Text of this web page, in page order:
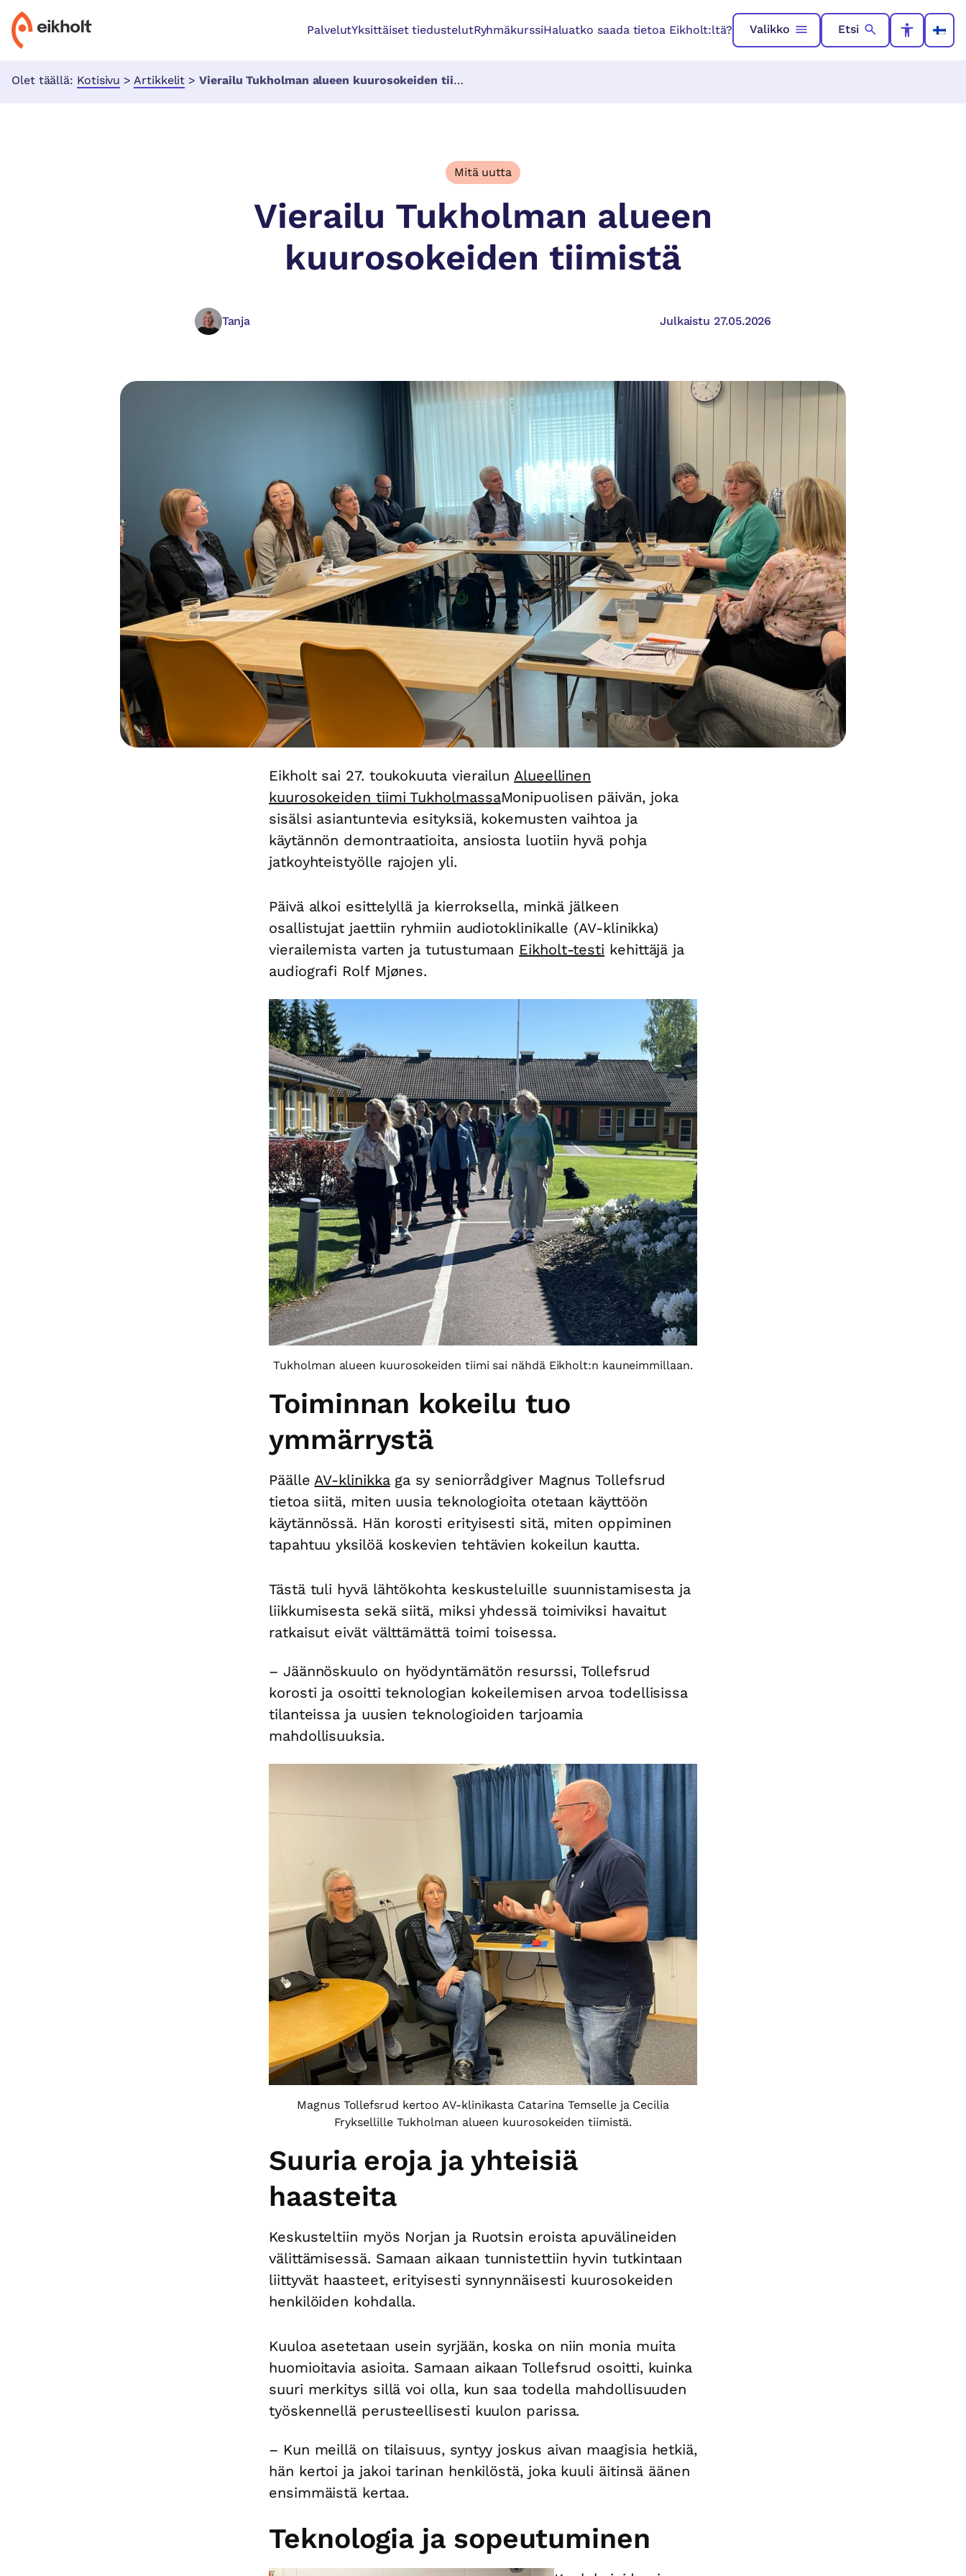
PalvelutYksittäiset tiedustelutRyhmäkurssiHaluatko saada tietoa Eikholt:ltä? Valikko Etsi
Olet täällä: Kotisivu > Artikkelit > Vierailu Tukholman alueen kuurosokeiden tiimistä
Mitä uutta
Vierailu Tukholman alueen
kuurosokeiden tiimistä
Tanja Julkaistu 27.05.2026
Eikholt sai 27. toukokuuta vierailunAlueellinen
kuurosokeiden tiimi TukholmassaMonipuolisen päivän, joka
sisälsi asiantuntevia esityksiä, kokemusten vaihtoa ja
käytännön demontraatioita, ansiosta luotiin hyvä pohja
jatkoyhteistyölle rajojen yli.
Päivä alkoi esittelyllä ja kierroksella, minkä jälkeen
osallistujat jaettiin ryhmiin audiotoklinikalle (AV-klinikka)
vierailemista varten ja tutustumaan Eikholt-testi kehittäjä ja
audiografi Rolf Mjønes.
Tukholman alueen kuurosokeiden tiimi sai nähdä Eikholt:n kauneimmillaan.
Toiminnan kokeilu tuo
ymmärrystä
Päälle AV-klinikkaga sy seniorrådgiver Magnus Tollefsrud
tietoa siitä, miten uusia teknologioita otetaan käyttöön
käytännössä. Hän korosti erityisesti sitä, miten oppiminen
tapahtuu yksilöä koskevien tehtävien kokeilun kautta.
Tästä tuli hyvä lähtökohta keskusteluille suunnistamisesta ja
liikkumisesta sekä siitä, miksi yhdessä toimiviksi havaitut
ratkaisut eivät välttämättä toimi toisessa.
– Jäännöskuulo on hyödyntämätön resurssi, Tollefsrud
korosti ja osoitti teknologian kokeilemisen arvoa todellisissa
tilanteissa ja uusien teknologioiden tarjoamia
mahdollisuuksia.
Magnus Tollefsrud kertoo AV-klinikasta Catarina Temselle ja Cecilia
Fryksellille Tukholman alueen kuurosokeiden tiimistä.
Suuria eroja ja yhteisiä
haasteita
Keskusteltiin myös Norjan ja Ruotsin eroista apuvälineiden
välittämisessä. Samaan aikaan tunnistettiin hyvin tutkintaan
liittyvät haasteet, erityisesti synnynnäisesti kuurosokeiden
henkilöiden kohdalla.
Kuuloa asetetaan usein syrjään, koska on niin monia muita
huomioitavia asioita. Samaan aikaan Tollefsrud osoitti, kuinka
suuri merkitys sillä voi olla, kun saa todella mahdollisuuden
työskennellä perusteellisesti kuulon parissa.
– Kun meillä on tilaisuus, syntyy joskus aivan maagisia hetkiä,
hän kertoi ja jakoi tarinan henkilöstä, joka kuuli äitinsä äänen
ensimmäistä kertaa.
Teknologia ja sopeutuminen